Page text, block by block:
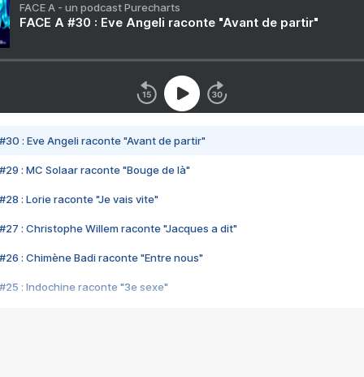
FACE A - un podcast Purecharts
FACE A #30 : Eve Angeli raconte "Avant de partir"
#30 : Eve Angeli raconte "Avant de partir"
#29 : MC Solaar raconte "Bouge de là"
#28 : Lorie raconte "Je vais vite"
#27 : Christophe Willem raconte "Jacques a dit"
#26 : Chimène Badi raconte "Entre nous"
#25 : Indochine raconte "3e sexe"